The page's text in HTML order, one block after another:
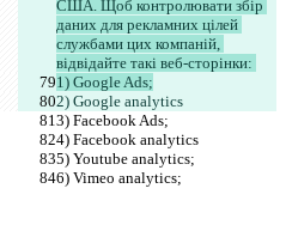
США. Щоб контролювати збір
даних для рекламних цілей
службами цих компаній,
відвідайте такі веб-сторінки:
1) Google Ads;
2) Google analytics
3) Facebook Ads;
4) Facebook analytics
5) Youtube analytics;
6) Vimeo analytics;